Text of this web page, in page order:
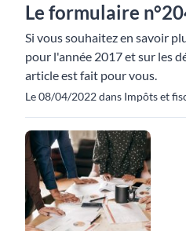
Le formulaire
Si vous souhaitez en savoir
pour l'année 2017 et sur les
article est fait pour vous.
Le 08/04/2022 dans Impôts et